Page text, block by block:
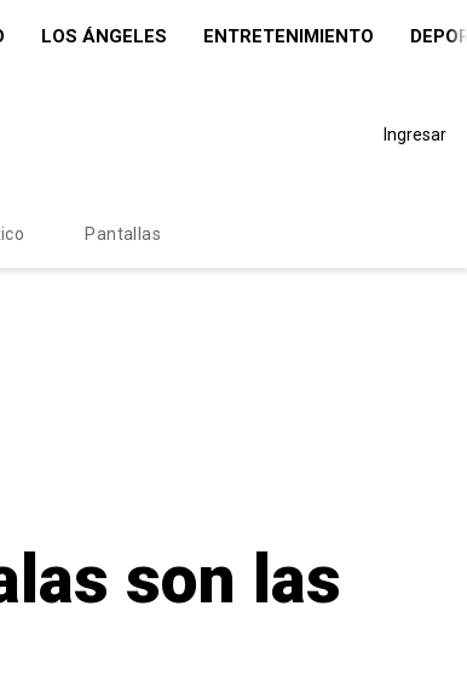
LOS ÁNGELES ENTRETENIMIENTO
Ingresar
Pantallas
son las